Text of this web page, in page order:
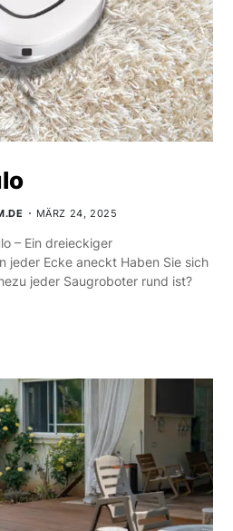
MÄRZ 24, 2025
– Ein dreieckiger
jeder Ecke aneckt Haben Sie sich
jeder Saugroboter rund ist?